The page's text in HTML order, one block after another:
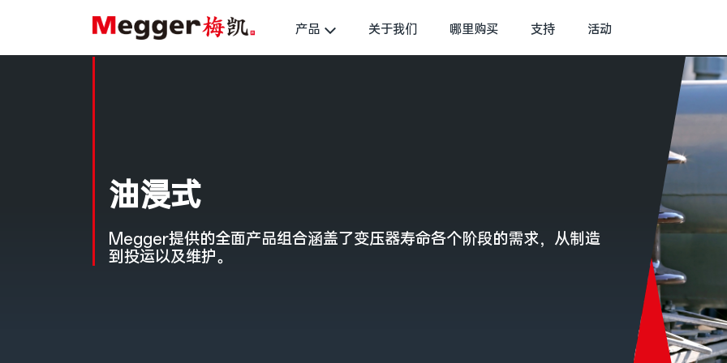
产品 关于我们 哪里购买 支持 活动
油浸式
Megger提供的全面产品组合涵盖了变压器寿命各个阶段的需求，从制造
到投运以及维护。